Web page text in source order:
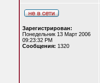
Зарегистрирован:
Понедельник 13 Март 2006
09:23:32 PM
Сообщения: 1320